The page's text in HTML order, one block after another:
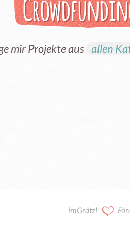
mir Projekte aus allen
imGrätzl